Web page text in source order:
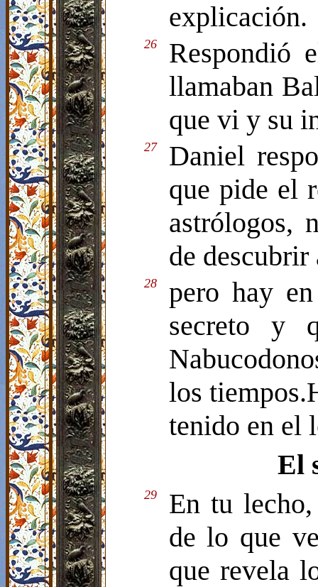
explicación.
26
Respondió
llamaban
que vi y su
27
Daniel
que pide el
astrólogos,
de
28
pero hay
secreto y
los
tenido en el
El
29
En tu
de lo que
que revela